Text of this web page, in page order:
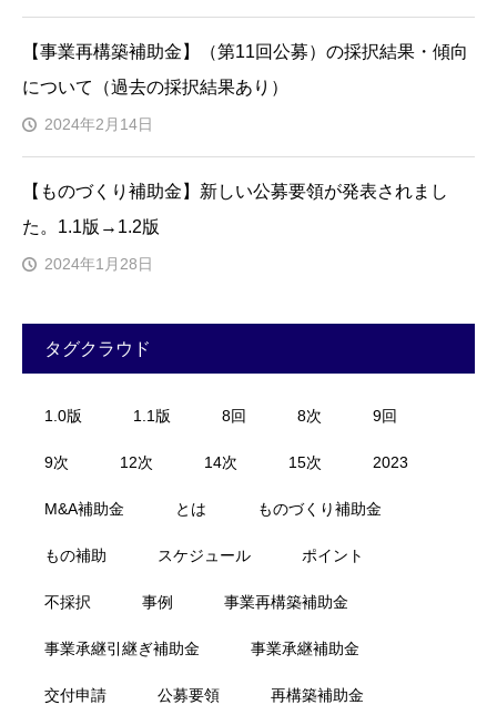
【事業再構築補助金】（第11回公募）の採択結果・傾向
について（過去の採択結果あり）
2024年2月14日
【ものづくり補助金】新しい公募要領が発表されまし
た。1.1版→1.2版
2024年1月28日
タグクラウド
1.0版 1.1版 8回 8次 9回
9次 12次 14次 15次 2023
M&A補助金 とは ものづくり補助金
もの補助 スケジュール ポイント
不採択 事例 事業再構築補助金
事業承継引継ぎ補助金 事業承継補助金
交付申請 公募要領 再構築補助金